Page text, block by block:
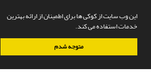
این وب سایت از کوکی ها برای اطمینان از ارائه بهترین
خدمات استفاده می کند.
متوجه شدم
سامانه مدیریت نشریات علمی.طراحی و پیاده سازی از